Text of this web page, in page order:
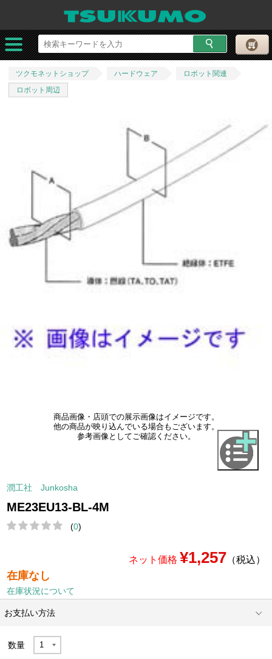
ツクモネットショップ ハードウェア
ロボット関連
ロボット周辺
商品画像・店頭での展示画像はイメージです。
他の商品が映り込んでいる場合もございます。
参考画像としてご確認ください。
潤工社 Junkosha
ME23EU13-BL-4M
(0)
ネット価格 ¥1,257 （税込）
在庫なし
在庫状況について
お支払い方法
数量